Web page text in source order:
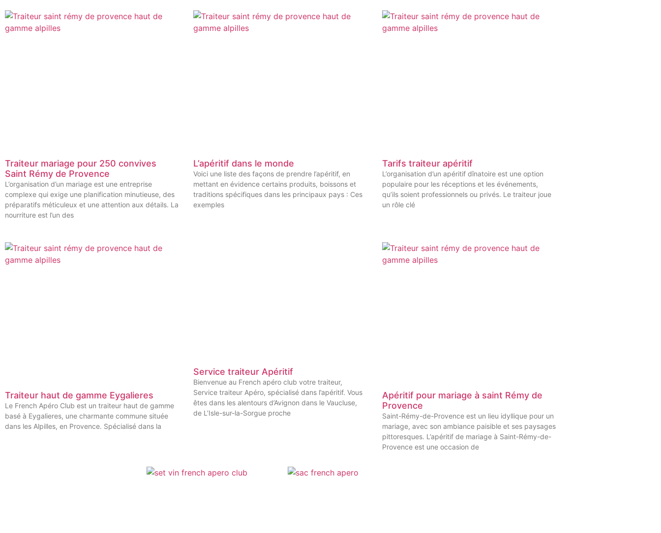
Traiteur mariage pour 250 convives
Saint Rémy de Provence
L’organisation d’un mariage est une entreprise
complexe qui exige une planification minutieuse, des
préparatifs méticuleux et une attention aux détails. La
nourriture est l’un des
L’apéritif dans le monde
Voici une liste des façons de prendre l’apéritif, en
mettant en évidence certains produits, boissons et
traditions spécifiques dans les principaux pays : Ces
exemples
Tarifs traiteur apéritif
L’organisation d’un apéritif dînatoire est une option
populaire pour les réceptions et les événements,
qu’ils soient professionnels ou privés. Le traiteur joue
un rôle clé
Traiteur haut de gamme Eygalieres
Le French Apéro Club est un traiteur haut de gamme
basé à Eygalieres, une charmante commune située
dans les Alpilles, en Provence. Spécialisé dans la
Service traiteur Apéritif
Bienvenue au French apéro club votre traiteur,
Service traiteur Apéro, spécialisé dans l’apéritif. Vous
êtes dans les alentours d’Avignon dans le Vaucluse,
de L’Isle-sur-la-Sorgue proche
Apéritif pour mariage à saint Rémy de
Provence
Saint-Rémy-de-Provence est un lieu idyllique pour un
mariage, avec son ambiance paisible et ses paysages
pittoresques. L’apéritif de mariage à Saint-Rémy-de-
Provence est une occasion de